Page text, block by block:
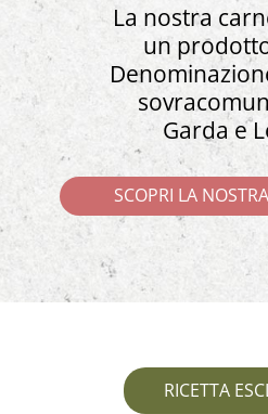
La nostra
un
Garda e
SCOPRI LA
RICETTA